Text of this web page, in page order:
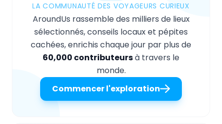
LA COMMUNAUTÉ DES VOYAGEURS CURIEUX
AroundUs rassemble des milliers de lieux
sélectionnés, conseils locaux et pépites
cachées, enrichis chaque jour par plus de
60,000 contributeursà travers le
monde.
Commencer l'exploration